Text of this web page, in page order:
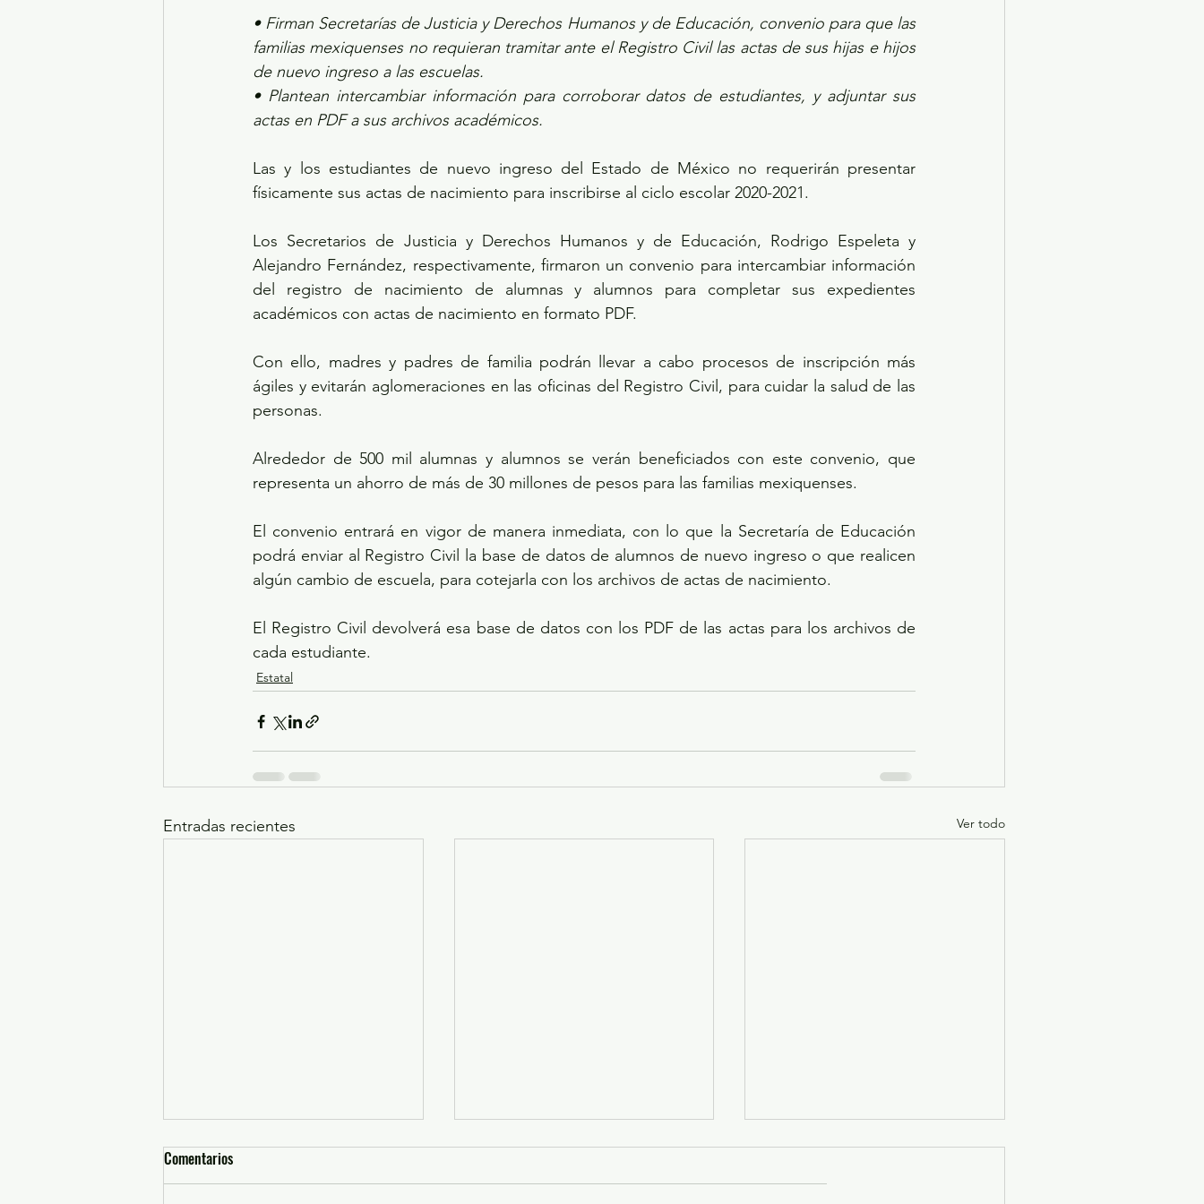
• Firman Secretarías de Justicia y Derechos Humanos y de Educación, convenio para que las
familias mexiquenses no requieran tramitar ante el Registro Civil las actas de sus hijas e hijos
de nuevo ingreso a las escuelas.
• Plantean intercambiar información para corroborar datos de estudiantes, y adjuntar sus
actas en PDF a sus archivos académicos.
Las y los estudiantes de nuevo ingreso del Estado de México no requerirán presentar
físicamente sus actas de nacimiento para inscribirse al ciclo escolar 2020-2021.
Los Secretarios de Justicia y Derechos Humanos y de Educación, Rodrigo Espeleta y
Alejandro Fernández, respectivamente, firmaron un convenio para intercambiar información
del registro de nacimiento de alumnas y alumnos para completar sus expedientes
académicos con actas de nacimiento en formato PDF.
Con ello, madres y padres de familia podrán llevar a cabo procesos de inscripción más
ágiles y evitarán aglomeraciones en las oficinas del Registro Civil, para cuidar la salud de las
personas.
Alrededor de 500 mil alumnas y alumnos se verán beneficiados con este convenio, que
representa un ahorro de más de 30 millones de pesos para las familias mexiquenses.
El convenio entrará en vigor de manera inmediata, con lo que la Secretaría de Educación
podrá enviar al Registro Civil la base de datos de alumnos de nuevo ingreso o que realicen
algún cambio de escuela, para cotejarla con los archivos de actas de nacimiento.
El Registro Civil devolverá esa base de datos con los PDF de las actas para los archivos de
cada estudiante.
Estatal
Entradas recientes Ver todo
Comentarios